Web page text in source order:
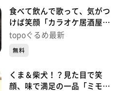
食べて飲んで歌って、気がつ
けば笑顔「カラオケ居酒屋
KIMUCHIYA」（名取市大手
topoぐるめ最新
無料
くま＆柴犬！？見た目で笑
顔、味で満足の一品「ミモザ